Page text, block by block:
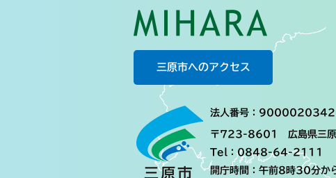
三原市へのアクセス
法人番号：
〒723-8601 広島県三原
Tel：0848-64-2111
開庁時間：午前8時30分か